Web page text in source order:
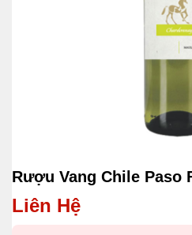
Rượu Vang Chile Paso
Liên Hệ